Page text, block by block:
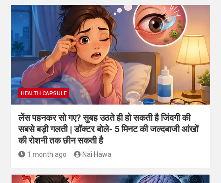
HEALTH CAPSULE
लेंस पहनकर सो गए? सुबह उठते ही हो सकती है जिंदगी की
सबसे बड़ी गलती | डॉक्टर बोले- 5 मिनट की जल्दबाजी आंखों
की रोशनी तक छीन सकती है
1 month ago Nai Hawa